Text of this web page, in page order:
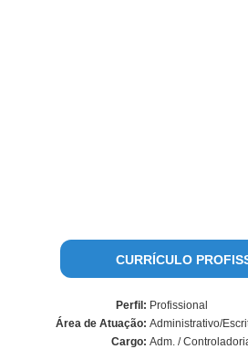
CURRÍCULO
Perfil: Profissional
Área de Atuação: Administrativo/
Cargo: Adm. /